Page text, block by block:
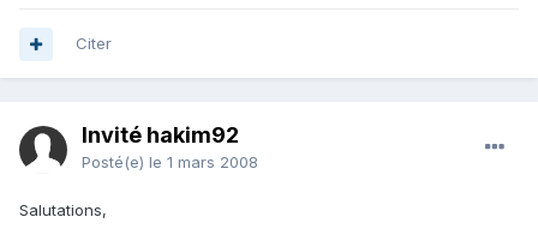
Citer
Invité hakim92
Posté(e) le 1 mars 2008
Salutations,